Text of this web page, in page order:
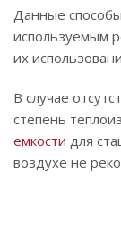
Данные
используемым
их
В случае
степень
емкости для
воздухе не